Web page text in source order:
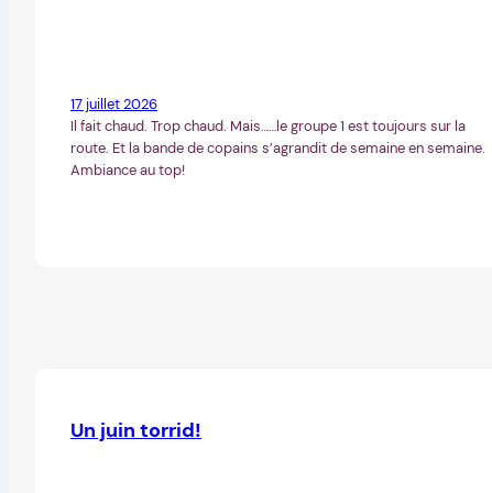
17 juillet 2026
Il fait chaud. Trop chaud. Mais……le groupe 1 est toujours sur la
route. Et la bande de copains s’agrandit de semaine en semaine.
Ambiance au top!
Un juin torrid!